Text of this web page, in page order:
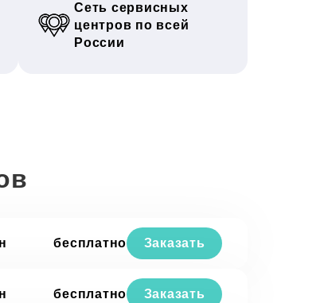
Сеть сервисных
центров по всей
России
бесплатно Заказать
бесплатно Заказать